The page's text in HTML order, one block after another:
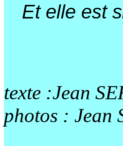
Et elle est
texte :Jean
photos : Jean